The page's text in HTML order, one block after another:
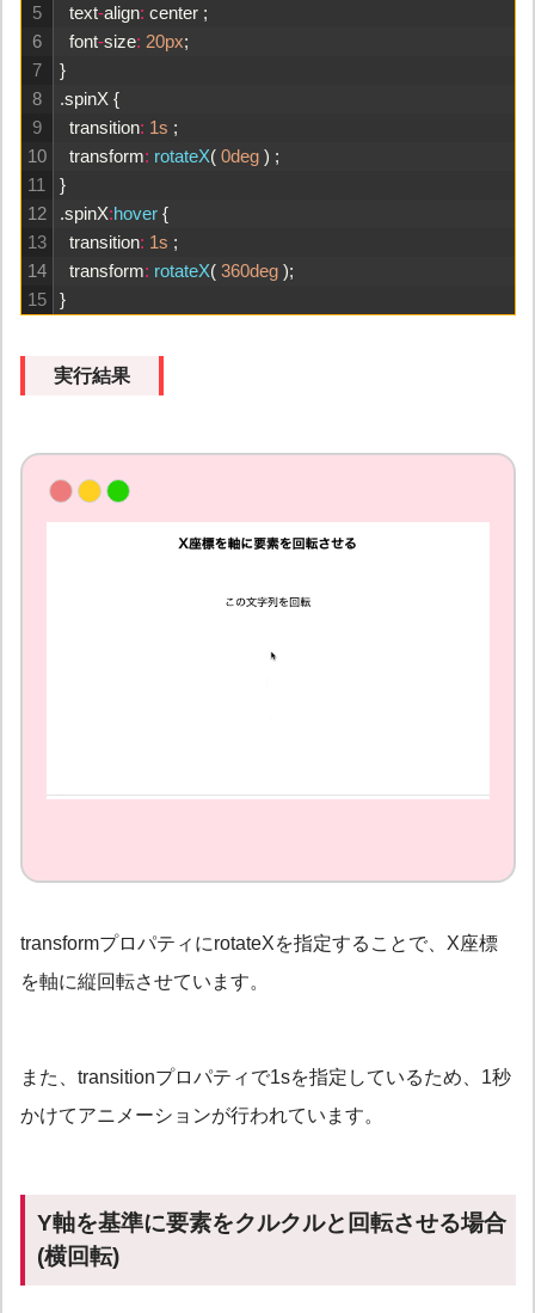
5
6
7
8
9
10
11
12
13
14
15
text-align: center ;
font-size: 20px;
}
.spinX {
transition: 1s ;
transform: rotateX( 0deg ) ;
}
.spinX:hover {
transition: 1s ;
transform: rotateX( 360deg );
}
実行結果
transformプロパティにrotateXを指定することで、X座標
を軸に縦回転させています。
また、transitionプロパティで1sを指定しているため、1秒
かけてアニメーションが行われています。
Y軸を基準に要素をクルクルと回転させる場合
(横回転)